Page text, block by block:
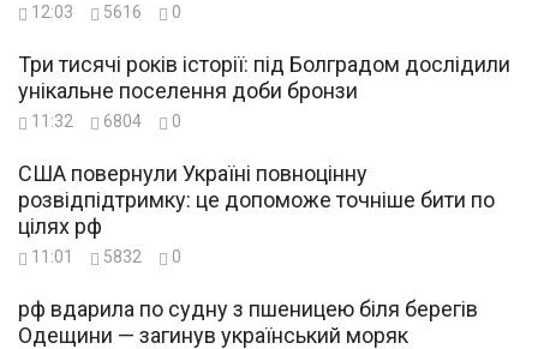
12:03 5616 0
Три тисячі років історії: під Болградом дослідили
унікальне поселення доби бронзи
11:32 6804 0
США повернули Україні повноцінну
розвідпідтримку: це допоможе точніше бити по
цілях рф
11:01 5832 0
рф вдарила по судну з пшеницею біля берегів
Одещини — загинув український моряк